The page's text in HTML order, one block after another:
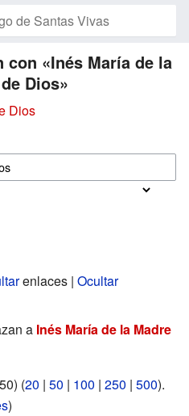
con «Inés María de la
Dios»
Dios
enlaces | Ocultar
a Inés María de la Madre
(20 | 50 | 100 | 250 | 500).
)